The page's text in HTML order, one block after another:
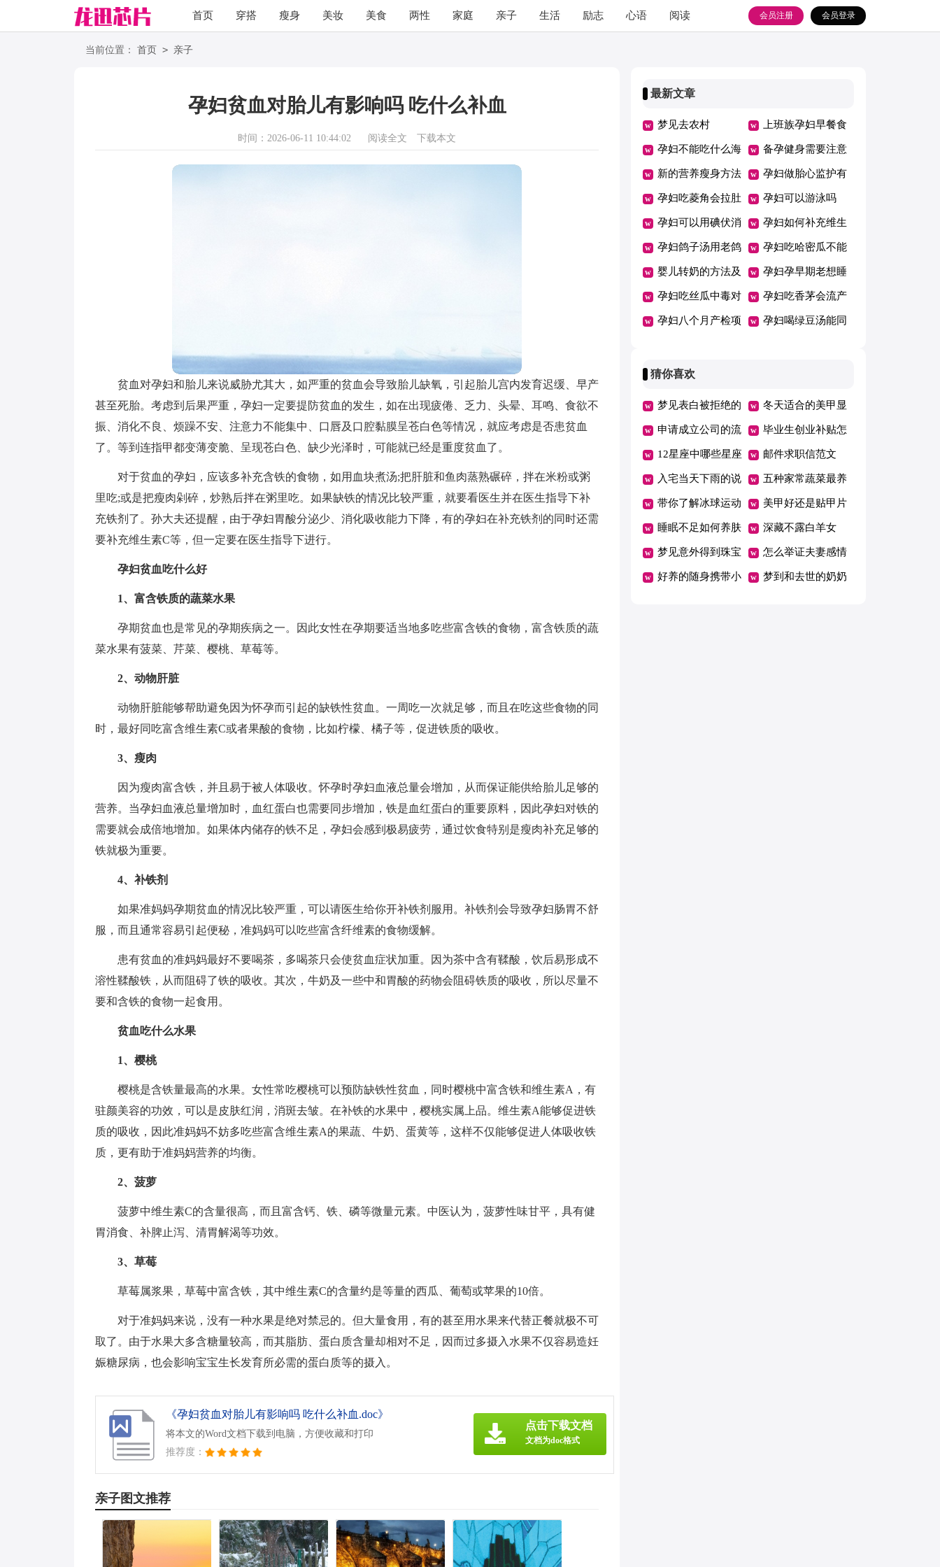
首页 穿搭 瘦身 美妆 美食 两性 家庭 亲子 生活 励志 心语 阅读
职场
会员登录
会员注册
当前位置： 首页 > 亲子
孕妇贫血对胎儿有影响吗 吃什么补血
时间：2026-06-11 10:44:02 阅读全文 下载本文
贫血对孕妇和胎儿来说威胁尤其大，如严重的贫血会导致胎儿缺氧，引起胎儿宫内发育迟缓、早产
甚至死胎。考虑到后果严重，孕妇一定要提防贫血的发生，如在出现疲倦、乏力、头晕、耳鸣、食欲不
振、消化不良、烦躁不安、注意力不能集中、口唇及口腔黏膜呈苍白色等情况，就应考虑是否患贫血
了。等到连指甲都变薄变脆、呈现苍白色、缺少光泽时，可能就已经是重度贫血了。
对于贫血的孕妇，应该多补充含铁的食物，如用血块煮汤;把肝脏和鱼肉蒸熟碾碎，拌在米粉或粥
里吃;或是把瘦肉剁碎，炒熟后拌在粥里吃。如果缺铁的情况比较严重，就要看医生并在医生指导下补
充铁剂了。孙大夫还提醒，由于孕妇胃酸分泌少、消化吸收能力下降，有的孕妇在补充铁剂的同时还需
要补充维生素C等，但一定要在医生指导下进行。
孕妇贫血吃什么好
1、富含铁质的蔬菜水果
孕期贫血也是常见的孕期疾病之一。因此女性在孕期要适当地多吃些富含铁的食物，富含铁质的蔬
菜水果有菠菜、芹菜、樱桃、草莓等。
2、动物肝脏
动物肝脏能够帮助避免因为怀孕而引起的缺铁性贫血。一周吃一次就足够，而且在吃这些食物的同
时，最好同吃富含维生素C或者果酸的食物，比如柠檬、橘子等，促进铁质的吸收。
3、瘦肉
因为瘦肉富含铁，并且易于被人体吸收。怀孕时孕妇血液总量会增加，从而保证能供给胎儿足够的
营养。当孕妇血液总量增加时，血红蛋白也需要同步增加，铁是血红蛋白的重要原料，因此孕妇对铁的
需要就会成倍地增加。如果体内储存的铁不足，孕妇会感到极易疲劳，通过饮食特别是瘦肉补充足够的
铁就极为重要。
4、补铁剂
如果准妈妈孕期贫血的情况比较严重，可以请医生给你开补铁剂服用。补铁剂会导致孕妇肠胃不舒
服，而且通常容易引起便秘，准妈妈可以吃些富含纤维素的食物缓解。
患有贫血的准妈妈最好不要喝茶，多喝茶只会使贫血症状加重。因为茶中含有鞣酸，饮后易形成不
溶性鞣酸铁，从而阻碍了铁的吸收。其次，牛奶及一些中和胃酸的药物会阻碍铁质的吸收，所以尽量不
要和含铁的食物一起食用。
贫血吃什么水果
1、樱桃
樱桃是含铁量最高的水果。女性常吃樱桃可以预防缺铁性贫血，同时樱桃中富含铁和维生素A，有
驻颜美容的功效，可以是皮肤红润，消斑去皱。在补铁的水果中，樱桃实属上品。维生素A能够促进铁
质的吸收，因此准妈妈不妨多吃些富含维生素A的果蔬、牛奶、蛋黄等，这样不仅能够促进人体吸收铁
质，更有助于准妈妈营养的均衡。
2、菠萝
菠萝中维生素C的含量很高，而且富含钙、铁、磷等微量元素。中医认为，菠萝性味甘平，具有健
胃消食、补脾止泻、清胃解渴等功效。
3、草莓
草莓属浆果，草莓中富含铁，其中维生素C的含量约是等量的西瓜、葡萄或苹果的10倍。
对于准妈妈来说，没有一种水果是绝对禁忌的。但大量食用，有的甚至用水果来代替正餐就极不可
取了。由于水果大多含糖量较高，而其脂肪、蛋白质含量却相对不足，因而过多摄入水果不仅容易造妊
娠糖尿病，也会影响宝宝生长发育所必需的蛋白质等的摄入。
《孕妇贫血对胎儿有影响吗 吃什么补血.doc》
将本文的Word文档下载到电脑，方便收藏和打印
推荐度：
点击下载文档
文档为doc格式
亲子图文推荐
最新文章
梦见去农村 上班族孕妇早餐食
谱大全
孕妇不能吃什么海
鲜
备孕健身需要注意
什么
新的营养瘦身方法 孕妇做胎心监护有
什么作用
孕妇吃菱角会拉肚
子吗
孕妇可以游泳吗
孕妇可以用碘伏消
毒吗
孕妇如何补充维生
素
孕妇鸽子汤用老鸽
还是乳鸽
孕妇吃哈密瓜不能
和什么一起吃
婴儿转奶的方法及
注意事项
孕妇孕早期老想睡
觉是怎么回事
孕妇吃丝瓜中毒对
胎儿有影响吗
孕妇吃香茅会流产
吗
孕妇八个月产检项 孕妇喝绿豆汤能同
猜你喜欢
梦见表白被拒绝的
人
冬天适合的美甲显
手白
申请成立公司的流
程
毕业生创业补贴怎
么申请
12星座中哪些星座
吵架最厉害
邮件求职信范文
入宅当天下雨的说
法
五种家常蔬菜最养
胃
带你了解冰球运动 美甲好还是贴甲片
好
睡眠不足如何养肤 深藏不露白羊女
梦见意外得到珠宝 怎么举证夫妻感情
破裂分居
好养的随身携带小 梦到和去世的奶奶